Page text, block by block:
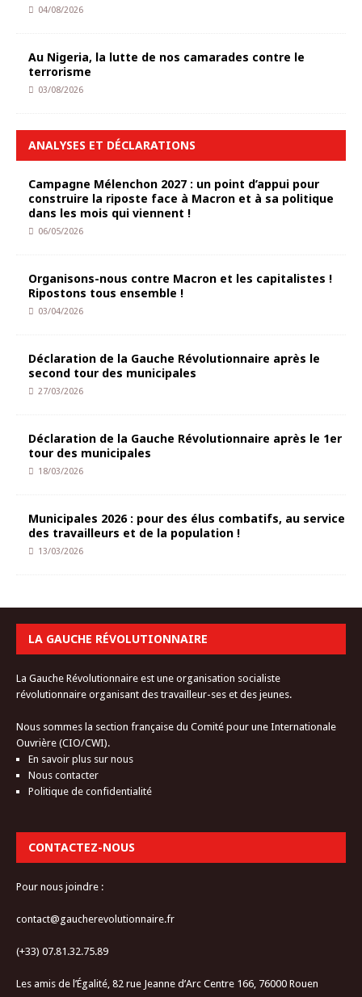
04/08/2026
Au Nigeria, la lutte de nos camarades contre le
terrorisme
03/08/2026
ANALYSES ET DÉCLARATIONS
Campagne Mélenchon 2027 : un point d’appui pour
construire la riposte face à Macron et à sa politique
dans les mois qui viennent !
06/05/2026
Organisons-nous contre Macron et les capitalistes !
Ripostons tous ensemble !
03/04/2026
Déclaration de la Gauche Révolutionnaire après le
second tour des municipales
27/03/2026
Déclaration de la Gauche Révolutionnaire après le 1er
tour des municipales
18/03/2026
Municipales 2026 : pour des élus combatifs, au service
des travailleurs et de la population !
13/03/2026
LA GAUCHE RÉVOLUTIONNAIRE
La Gauche Révolutionnaire est une organisation socialiste
révolutionnaire organisant des travailleur-ses et des jeunes.
Nous sommes la section française du Comité pour une Internationale
Ouvrière (CIO/CWI).
En savoir plus sur nous
Nous contacter
Politique de confidentialité
CONTACTEZ-NOUS
Pour nous joindre :
contact@gaucherevolutionnaire.fr
(+33) 07.81.32.75.89
Les amis de l’Égalité, 82 rue Jeanne d’Arc Centre 166, 76000 Rouen